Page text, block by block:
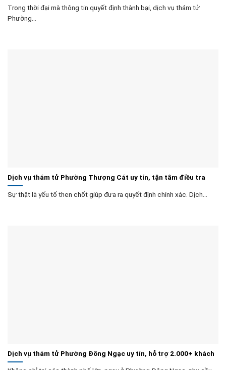
Trong thời đại mà thông tin quyết định thành bại, dịch vụ thám tử
Phường...
Dịch vụ thám tử Phường Thượng Cát uy tín, tận tâm điều tra
Sự thật là yếu tố then chốt giúp đưa ra quyết định chính xác. Dịch...
Dịch vụ thám tử Phường Đông Ngạc uy tín, hỗ trợ 2.000+ khách